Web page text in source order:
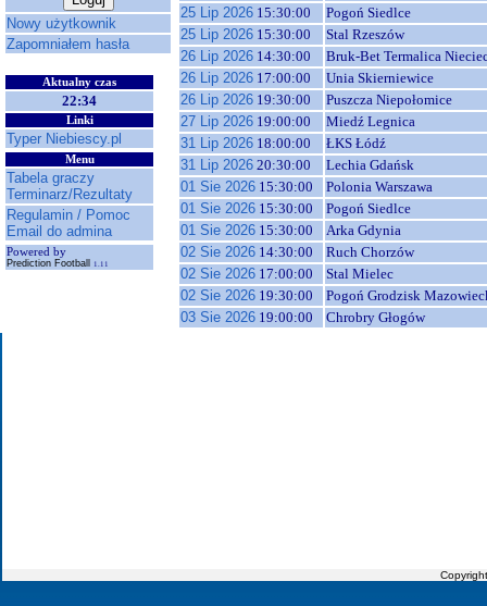
Nowy użytkownik
Zapomniałem hasła
Aktualny czas
22:34
Linki
Typer Niebiescy.pl
Menu
Tabela graczy
Terminarz/Rezultaty
Regulamin / Pomoc
Email do admina
Powered by
Prediction Football 1.11
25 Lip 2026 15:30:00
Pogoń Siedlce
25 Lip 2026 15:30:00
Stal Rzeszów
26 Lip 2026 14:30:00
Bruk-Bet Termalica
26 Lip 2026 17:00:00
Unia Skierniewice
26 Lip 2026 19:30:00
Puszcza Niepołomice
27 Lip 2026 19:00:00
Miedź Legnica
31 Lip 2026 18:00:00
ŁKS Łódź
31 Lip 2026 20:30:00
Lechia Gdańsk
01 Sie 2026 15:30:00
Polonia Warszawa
01 Sie 2026 15:30:00
Pogoń Siedlce
01 Sie 2026 15:30:00
Arka Gdynia
02 Sie 2026 14:30:00
Ruch Chorzów
02 Sie 2026 17:00:00
Stal Mielec
02 Sie 2026 19:30:00
Pogoń Grodzisk
03 Sie 2026 19:00:00 Chrobry Głogów